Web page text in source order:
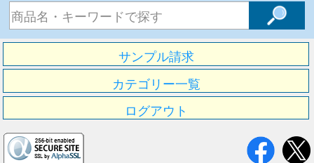
サンプル請求
カテゴリー一覧
ログアウト